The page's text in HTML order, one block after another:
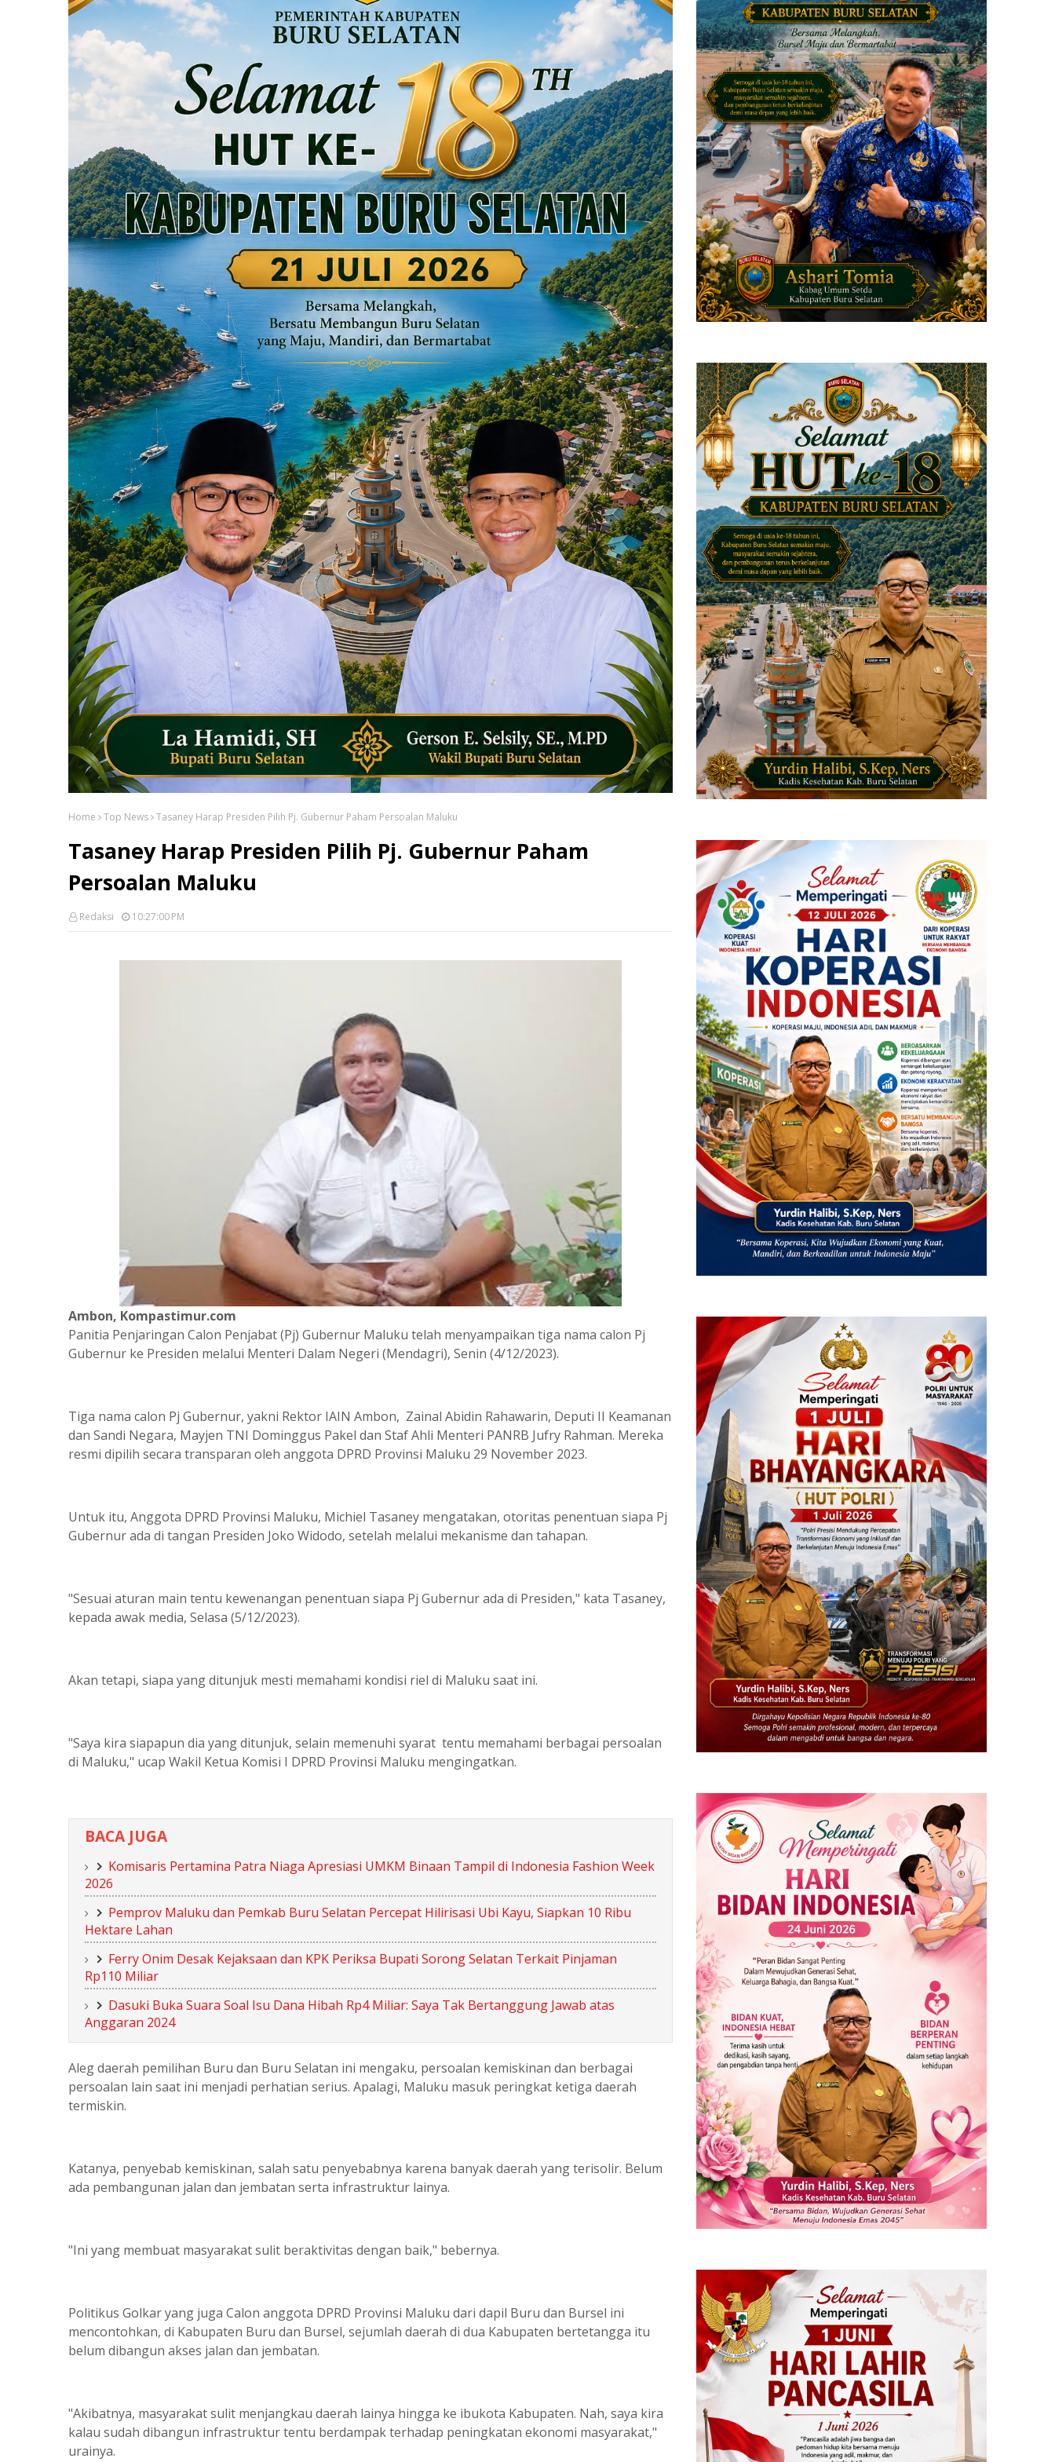
Home Top News Tasaney Harap Presiden Pilih Pj. Gubernur Paham Persoalan Maluku
Tasaney Harap Presiden Pilih Pj. Gubernur Paham
Persoalan Maluku
Redaksi 10:27:00 PM
Ambon, Kompastimur.com
Panitia Penjaringan Calon Penjabat (Pj) Gubernur Maluku telah menyampaikan tiga nama calon Pj
Gubernur ke Presiden melalui Menteri Dalam Negeri (Mendagri), Senin (4/12/2023).
Tiga nama calon Pj Gubernur, yakni Rektor IAIN Ambon, Zainal Abidin Rahawarin, Deputi II Keamanan
dan Sandi Negara, Mayjen TNI Dominggus Pakel dan Staf Ahli Menteri PANRB Jufry Rahman. Mereka
resmi dipilih secara transparan oleh anggota DPRD Provinsi Maluku 29 November 2023.
Untuk itu, Anggota DPRD Provinsi Maluku, Michiel Tasaney mengatakan, otoritas penentuan siapa Pj
Gubernur ada di tangan Presiden Joko Widodo, setelah melalui mekanisme dan tahapan.
"Sesuai aturan main tentu kewenangan penentuan siapa Pj Gubernur ada di Presiden," kata Tasaney,
kepada awak media, Selasa (5/12/2023).
Akan tetapi, siapa yang ditunjuk mesti memahami kondisi riel di Maluku saat ini.
"Saya kira siapapun dia yang ditunjuk, selain memenuhi syarat tentu memahami berbagai persoalan
di Maluku," ucap Wakil Ketua Komisi I DPRD Provinsi Maluku mengingatkan.
BACA JUGA
Komisaris Pertamina Patra Niaga Apresiasi UMKM Binaan Tampil di Indonesia Fashion Week
2026
Pemprov Maluku dan Pemkab Buru Selatan Percepat Hilirisasi Ubi Kayu, Siapkan 10 Ribu
Hektare Lahan
Ferry Onim Desak Kejaksaan dan KPK Periksa Bupati Sorong Selatan Terkait Pinjaman
Rp110 Miliar
Dasuki Buka Suara Soal Isu Dana Hibah Rp4 Miliar: Saya Tak Bertanggung Jawab atas
Anggaran 2024
Aleg daerah pemilihan Buru dan Buru Selatan ini mengaku, persoalan kemiskinan dan berbagai
persoalan lain saat ini menjadi perhatian serius. Apalagi, Maluku masuk peringkat ketiga daerah
termiskin.
Katanya, penyebab kemiskinan, salah satu penyebabnya karena banyak daerah yang terisolir. Belum
ada pembangunan jalan dan jembatan serta infrastruktur lainya.
"Ini yang membuat masyarakat sulit beraktivitas dengan baik," bebernya.
Politikus Golkar yang juga Calon anggota DPRD Provinsi Maluku dari dapil Buru dan Bursel ini
mencontohkan, di Kabupaten Buru dan Bursel, sejumlah daerah di dua Kabupaten bertetangga itu
belum dibangun akses jalan dan jembatan.
"Akibatnya, masyarakat sulit menjangkau daerah lainya hingga ke ibukota Kabupaten. Nah, saya kira
kalau sudah dibangun infrastruktur tentu berdampak terhadap peningkatan ekonomi masyarakat,"
urainya.